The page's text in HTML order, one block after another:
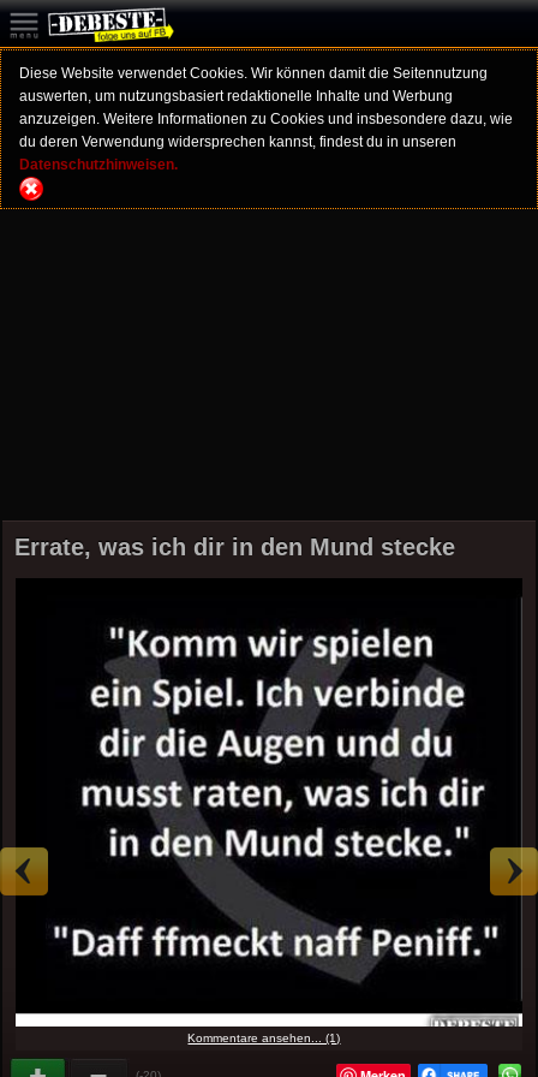
Diese Website verwendet Cookies. Wir können damit die Seitennutzung
auswerten, um nutzungsbasiert redaktionelle Inhalte und Werbung
anzuzeigen. Weitere Informationen zu Cookies und insbesondere dazu, wie
du deren Verwendung widersprechen kannst, findest du in unseren
Datenschutzhinweisen.
Errate, was ich dir in den Mund stecke
Kommentare ansehen... (1)